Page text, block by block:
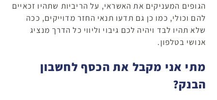
הגופים המעניקים את האשראי, על הריביות שתהיו זכאיים
להם וכולי, כמו כן גם תדעו תנאי החזר מדוייקים, ככה
שלא תהיו לבד ויהיה לכם גיבוי וליווי כל הדרך מנציג
אנושי בטלפון.
מתי אני מקבל את הכסף לחשבון
הבנק?